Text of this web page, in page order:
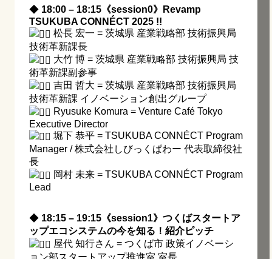
◆ 18:00 – 18:15《session0》Revamp
TSUKUBA CONNÉCT 2025 !!
松長 宏一 = 茨城県 産業戦略部 技術振興局
技術革新課長
大竹 博 = 茨城県 産業戦略部 技術振興局 技
術革新課副参事
吉田 哲大 = 茨城県 産業戦略部 技術振興局
技術革新課 イノベーション創出グループ
Ryusuke Komura = Venture Café Tokyo
Executive Director
堀下 恭平 = TSUKUBA CONNÉCT Program
Manager / 株式会社しびっくぱわー 代表取締役社
長
岡村 未来 = TSUKUBA CONNÉCT Program
Lead
◆ 18:15 – 19:15《session1》つくばスタートア
ップエコシステムの今を知る！紹介ピッチ
屋代 知行さん = つくば市 政策イノベーシ